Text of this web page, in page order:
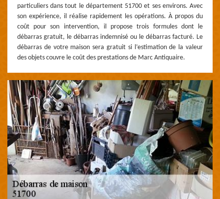
particuliers dans tout le département 51700 et ses environs. Avec
son expérience, il réalise rapidement les opérations. À propos du
coût pour son intervention, il propose trois formules dont le
débarras gratuit, le débarras indemnisé ou le débarras facturé. Le
débarras de votre maison sera gratuit si l’estimation de la valeur
des objets couvre le coût des prestations de Marc Antiquaire.